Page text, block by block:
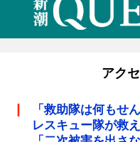
アク
「救助隊は何もせ
レスキュー隊が救